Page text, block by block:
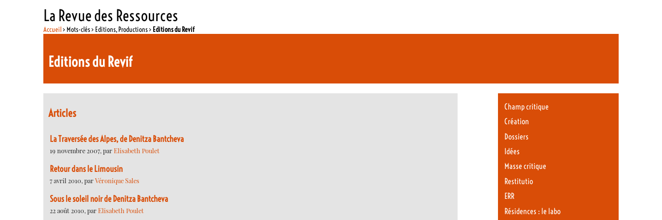
La Revue des Ressources
Accueil> Mots-clés > Editions, Productions > Editions du Revif
Editions du Revif
Articles
La Traversée des Alpes, de Denitza Bantcheva
19 novembre 2007, parElisabeth Poulet
Retour dans le Limousin
7 avril 2010, parVéronique Sales
Sous le soleil noir de Denitza Bantcheva
22 août 2010, parElisabeth Poulet
Champ critique
Création
Dossiers
Idées
Masse critique
Restitutio
ERR
Résidences : le labo